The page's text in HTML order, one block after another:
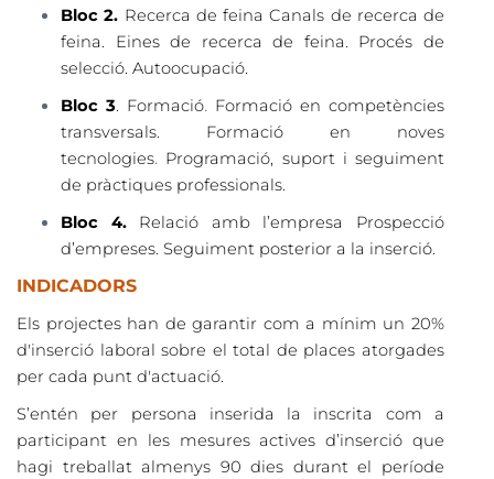
Bloc 2. Recerca de feina Canals de recerca de
feina. Eines de recerca de feina. Procés de
selecció. Autoocupació.
Bloc 3. Formació. Formació en competències
transversals. Formació en noves
tecnologies. Programació, suport i seguiment
de pràctiques professionals.
Bloc 4.Relació amb l’empresa Prospecció
d’empreses. Seguiment posterior a la inserció.
INDICADORS
Els projectes han de garantir com a mínim un 20%
d'inserció laboral sobre el total de places atorgades
per cada punt d'actuació.
S’entén per persona inserida la inscrita com a
participant en les mesures actives d’inserció que
hagi treballat almenys 90 dies durant el període